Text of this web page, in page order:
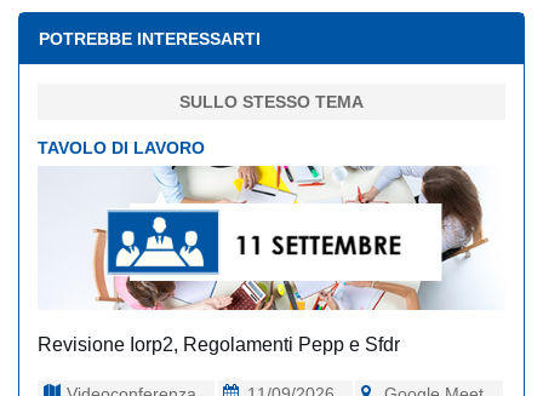
POTREBBE INTERESSARTI
SULLO STESSO TEMA
TAVOLO DI LAVORO
Revisione Iorp2, Regolamenti Pepp e Sfdr